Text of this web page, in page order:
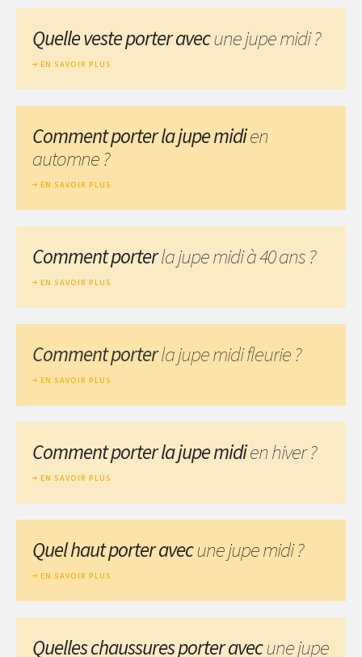
Quelle veste porter avecune jupe midi ?
EN SAVOIR PLUS
Comment porter la jupe midien
automne ?
EN SAVOIR PLUS
Comment porterla jupe midi à 40 ans ?
EN SAVOIR PLUS
Comment porterla jupe midi fleurie ?
EN SAVOIR PLUS
Comment porter la jupe midien hiver ?
EN SAVOIR PLUS
Quel haut porter avecune jupe midi ?
EN SAVOIR PLUS
Quelles chaussures porter avecune jupe